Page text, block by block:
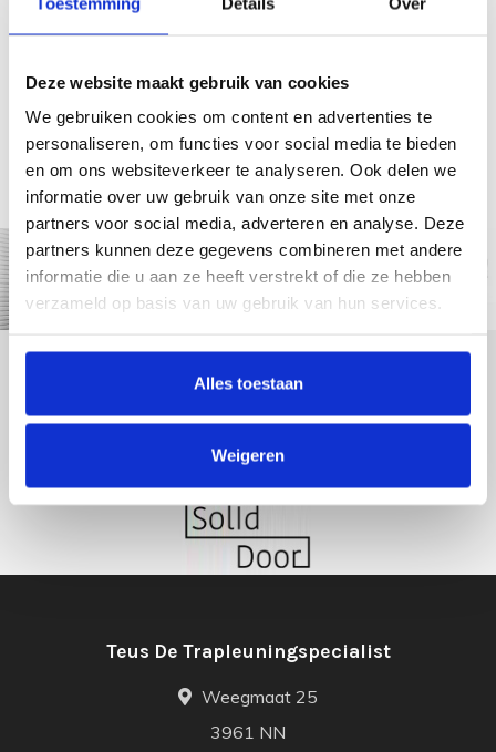
Deze website maakt gebruik van cookies
We gebruiken cookies om content en advertenties te
personaliseren, om functies voor social media te bieden
en om ons websiteverkeer te analyseren. Ook delen we
informatie over uw gebruik van onze site met onze
partners voor social media, adverteren en analyse. Deze
partners kunnen deze gegevens combineren met andere
informatie die u aan ze heeft verstrekt of die ze hebben
verzameld op basis van uw gebruik van hun services.
Alles toestaan
Weigeren
Vervaardigd door Teus
Alle producten uit eigen
Groot assortiment
Met leuninghouders en
leuningen
Top kwaliteit
Hoogwaardige
materialen
Teus De Trapleuningspecialist
Weegmaat 25
3961 NN